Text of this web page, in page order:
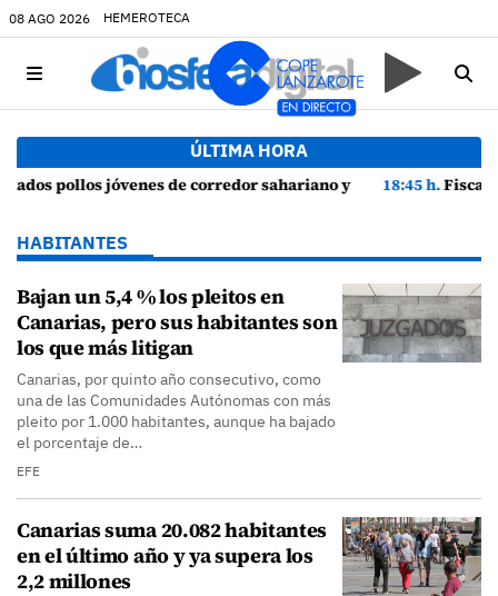
08 AGO 2026 HEMEROTECA
ÚLTIMA HORA
de cortejo de hubara cerca del rally de Lanzarote
18:45 h.Fiscalía denuncia a Yonathan de León y a Echedey Eugenio
HABITANTES
Bajan un 5,4 % los pleitos en
Canarias, pero sus habitantes son
los que más litigan
Canarias, por quinto año consecutivo, como
una de las Comunidades Autónomas con más
pleito por 1.000 habitantes, aunque ha bajado
el porcentaje de…
EFE
Canarias suma 20.082 habitantes
en el último año y ya supera los
2,2 millones